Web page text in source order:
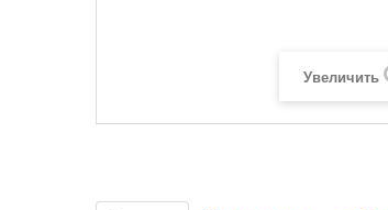
Увеличить